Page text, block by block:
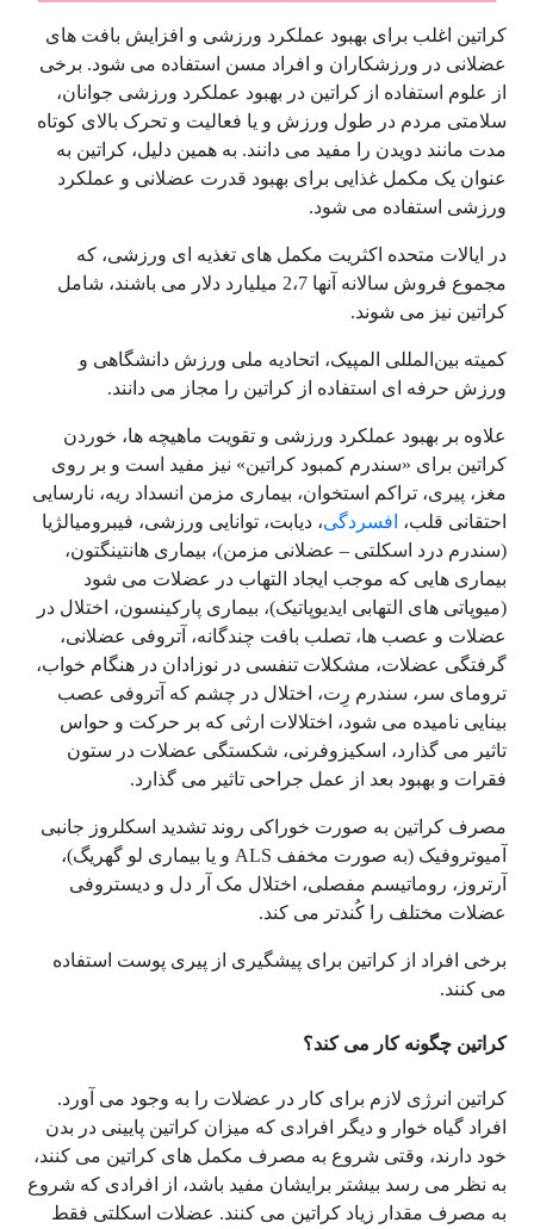
کراتین اغلب برای بهبود عملکرد ورزشی و افزایش بافت های
عضلانی در ورزشکاران و افراد مسن استفاده می شود. برخی
از علوم استفاده از کراتین در بهبود عملکرد ورزشی جوانان،
سلامتی مردم در طول ورزش و یا فعالیت و تحرک بالای کوتاه
مدت مانند دویدن را مفید می دانند. به همین دلیل، کراتین به
عنوان یک مکمل غذایی برای بهبود قدرت عضلانی و عملکرد
ورزشی استفاده می شود.
در ایالات متحده اکثریت مکمل های تغذیه ای ورزشی، که
مجموع فروش سالانه آنها 2،7 میلیارد دلار می باشند، شامل
کراتین نیز می شوند.
کمیته بین‌المللی المپیک، اتحادیه ملی ورزش دانشگاهی و
ورزش حرفه ای استفاده از کراتین را مجاز می دانند.
علاوه بر بهبود عملکرد ورزشی و تقویت ماهیچه ها، خوردن
کراتین برای «سندرم کمبود کراتین» نیز مفید است و بر روی
مغز، پیری، تراکم استخوان، بیماری مزمن انسداد ریه، نارسایی
احتقانی قلب، افسردگی، دیابت، توانایی ورزشی، فیبرومیالژیا
(سندرم درد اسکلتی – عضلانی مزمن)، بیماری هانتینگتون،
بیماری هایی که موجب ایجاد التهاب در عضلات می شود
(میوپاتی های التهابی ایدیوپاتیک)، بیماری پارکینسون، اختلال در
عضلات و عصب ها، تصلب بافت چندگانه، آتروفی عضلانی،
گرفتگی عضلات، مشکلات تنفسی در نوزادان در هنگام خواب،
ترومای سر، سندرم رِت، اختلال در چشم که آتروفی عصب
بینایی نامیده می شود، اختلالات ارثی که بر حرکت و حواس
تاثیر می گذارد، اسکیزوفرنی، شکستگی عضلات در ستون
فقرات و بهبود بعد از عمل جراحی تاثیر می گذارد.
مصرف کراتین به صورت خوراکی روند تشدید اسکلروز جانبی
آمیوتروفیک (به صورت مخفف ALS و یا بیماری لو گهریگ)،
آرتروز، روماتیسم مفصلی، اختلال مک آر دل و دیستروفی
عضلات مختلف را کُندتر می کند.
برخی افراد از کراتین برای پیشگیری از پیری پوست استفاده
می کنند.
کراتین چگونه کار می کند؟
کراتین انرژی لازم برای کار در عضلات را به وجود می آورد.
افراد گیاه خوار و دیگر افرادی که میزان کراتین پایینی در بدن
خود دارند، وقتی شروع به مصرف مکمل های کراتین می کنند،
به نظر می رسد بیشتر برایشان مفید باشد، از افرادی که شروع
به مصرف مقدار زیاد کراتین می کنند. عضلات اسکلتی فقط